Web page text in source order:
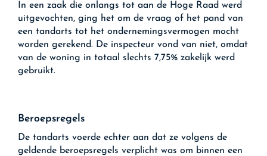
In een zaak die onlangs tot aan de Hoge Raad werd
uitgevochten, ging het om de vraag of het pand van
een tandarts tot het ondernemingsvermogen mocht
worden gerekend. De inspecteur vond van niet, omdat
van de woning in totaal slechts 7,75% zakelijk werd
gebruikt.
Beroepsregels
De tandarts voerde echter aan dat ze volgens de
geldende beroepsregels verplicht was om binnen een